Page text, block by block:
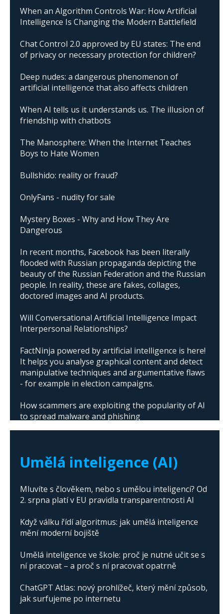
When an Algorithm Controls War: How Artificial
Intelligence Is Changing the Modern Battlefield
Chat Control 2.0 approved by EU states: The end
of privacy or necessary protection for children?
Deep nudes: a dangerous phenomenon of
artificial intelligence that also affects children
When AI tells us it understands us. The illusion of
friendship with chatbots
The Manosphere: When the Internet Teaches
Boys to Hate Women
Bullshido: reality or fraud?
OnlyFans - nudity for sale
Mystery Boxes - Why and How They Are
Dangerous
In recent months, Facebook has been literally
flooded with Russian propaganda depicting the
beauty of the Russian Federation and the Russian
people. In reality, these are fakes, collages,
doctored images and AI products.
Will Conversational Artificial Intelligence Impact
Interpersonal Relationships?
FactNinja powered by artificial intelligence is here!
It helps you analyse graphical content and detect
manipulative techniques and argumentative flaws
- for example in election campaigns.
How scammers are exploiting the popularity of AI
to spread malware and phishing
Umělá inteligence (AI)
Mluvíte s člověkem, nebo s umělou inteligencí? Od
2. srpna platí v EU pravidla transparentnosti AI
Když válku řídí algoritmus: jak umělá inteligence
mění moderní bojiště
Umělá inteligence ve škole: proč je nutné učit se s
ní pracovat – a proč s ní pracovat opatrně
ChatGPT Atlas: nový prohlížeč, který mění způsob,
jak surfujeme po internetu